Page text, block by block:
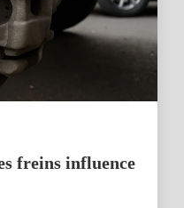
freins influence